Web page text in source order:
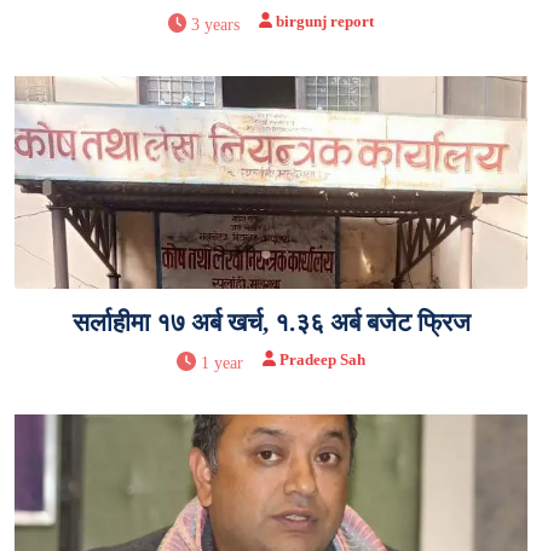
3 years birgunj report
सर्लाहीमा १७ अर्ब खर्च, १.३६ अर्ब बजेट फ्रिज
1 year Pradeep Sah